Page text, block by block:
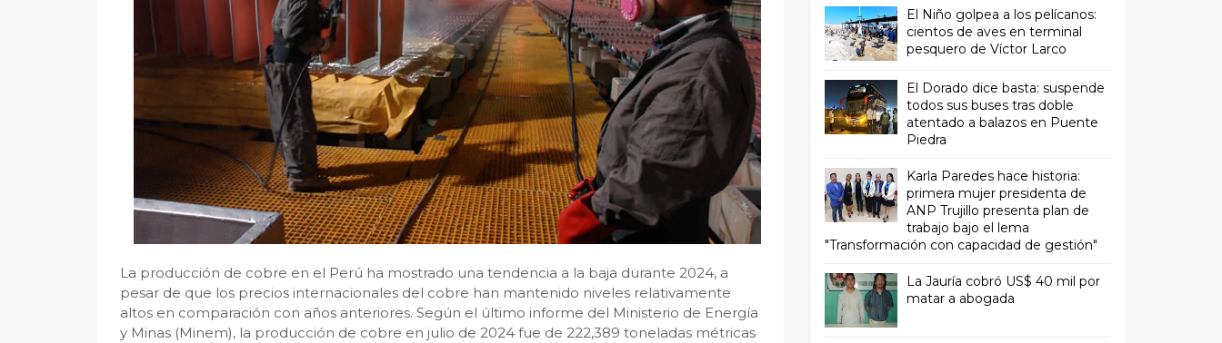
La producción de cobre en el Perú ha mostrado una tendencia a la baja durante 2024, a
pesar de que los precios internacionales del cobre han mantenido niveles relativamente
altos en comparación con años anteriores. Según el último informe del Ministerio de Energía
y Minas (Minem), la producción de cobre en julio de 2024 fue de 222,389 toneladas métricas
El Niño golpea a los pelícanos:
cientos de aves en terminal
pesquero de Víctor Larco
El Dorado dice basta: suspende
todos sus buses tras doble
atentado a balazos en Puente
Piedra
Karla Paredes hace historia:
primera mujer presidenta de
ANP Trujillo presenta plan de
trabajo bajo el lema
"Transformación con capacidad de gestión"
La Jauría cobró US$ 40 mil por
matar a abogada